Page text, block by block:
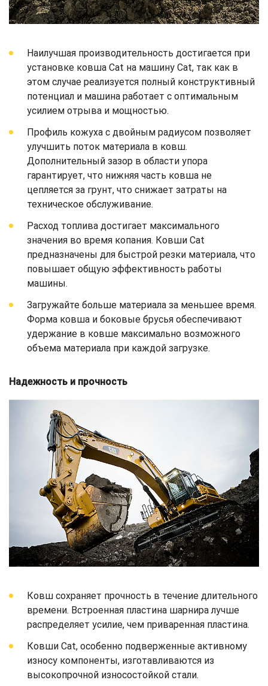
Наилучшая производительность достигается при
установке ковша Cat на машину Cat, так как в
этом случае реализуется полный конструктивный
потенциал и машина работает с оптимальным
усилием отрыва и мощностью.
Профиль кожуха с двойным радиусом позволяет
улучшить поток материала в ковш.
Дополнительный зазор в области упора
гарантирует, что нижняя часть ковша не
цепляется за грунт, что снижает затраты на
техническое обслуживание.
Расход топлива достигает максимального
значения во время копания. Ковши Cat
предназначены для быстрой резки материала, что
повышает общую эффективность работы
машины.
Загружайте больше материала за меньшее время.
Форма ковша и боковые брусья обеспечивают
удержание в ковше максимально возможного
объема материала при каждой загрузке.
Надежность и прочность
Ковш сохраняет прочность в течение длительного
времени. Встроенная пластина шарнира лучше
распределяет усилие, чем приваренная пластина.
Ковши Cat, особенно подверженные активному
износу компоненты, изготавливаются из
высокопрочной износостойкой стали.